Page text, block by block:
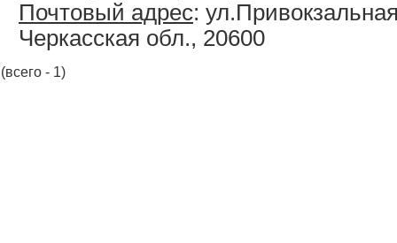
Почтовый адрес:
Черкасская обл., 20600
(всего - 1)